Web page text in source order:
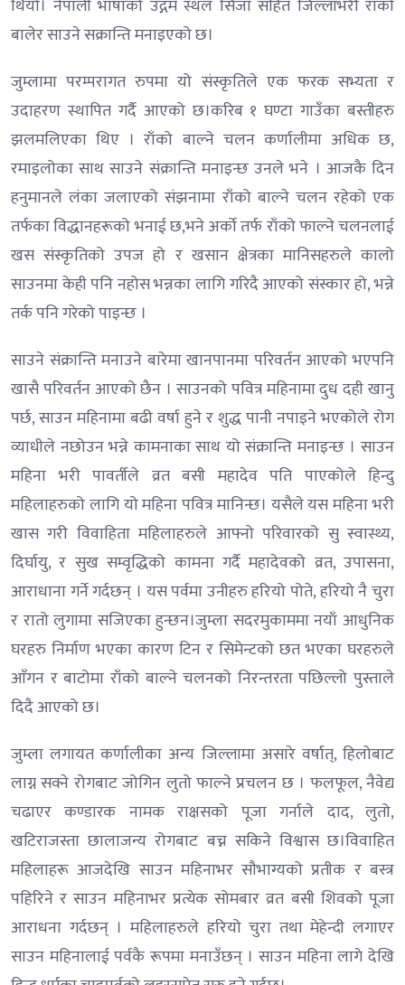
थियो। नेपाली भाषाको उद्गम स्थल सिंजा सहित जिल्लाभरी राँको
बालेर साउने सक्रान्ति मनाइएको छ।
जुम्लामा परम्परागत रुपमा यो संस्कृतिले एक फरक सभ्यता र
उदाहरण स्थापित गर्दै आएको छ।करिब १ घण्टा गाउँका बस्तीहरु
झलमलिएका थिए । राँको बाल्ने चलन कर्णालीमा अधिक छ,
रमाइलोका साथ साउने संक्रान्ति मनाइन्छ उनले भने । आजकै दिन
हनुमानले लंका जलाएको संझनामा राँको बाल्ने चलन रहेको एक
तर्फका विद्धानहरूको भनाई छ,भने अर्को तर्फ राँको फाल्ने चलनलाई
खस संस्कृतिको उपज हो र खसान क्षेत्रका मानिसहरुले कालो
साउनमा केही पनि नहोस भन्नका लागि गरिदै आएको संस्कार हो, भन्ने
तर्क पनि गरेको पाइन्छ ।
साउने संक्रान्ति मनाउने बारेमा खानपानमा परिवर्तन आएको भएपनि
खासै परिवर्तन आएको छैन । साउनको पवित्र महिनामा दुध दही खानु
पर्छ, साउन महिनामा बढी वर्षा हुने र शुद्ध पानी नपाइने भएकोले रोग
व्याधीले नछोउन भन्ने कामनाका साथ यो संक्रान्ति मनाइन्छ । साउन
महिना भरी पावर्तीले व्रत बसी महादेव पति पाएकोले हिन्दु
महिलाहरुको लागि यो महिना पवित्र मानिन्छ। यसैले यस महिना भरी
खास गरी विवाहिता महिलाहरुले आफ्नो परिवारको सु स्वास्थ्य,
दिर्घायु, र सुख सम्वृद्धिको कामना गर्दै महादेवको व्रत, उपासना,
आराधाना गर्ने गर्दछन् । यस पर्वमा उनीहरु हरियो पोते, हरियो नै चुरा
र रातो लुगामा सजिएका हुन्छन।जुम्ला सदरमुकाममा नयाँ आधुनिक
घरहरु निर्माण भएका कारण टिन र सिमेन्टको छत भएका घरहरुले
आँगन र बाटोमा राँको बाल्ने चलनको निरन्तरता पछिल्लो पुस्ताले
दिदै आएको छ।
जुम्ला लगायत कर्णालीका अन्य जिल्लामा असारे वर्षात्, हिलोबाट
लाग्न सक्ने रोगबाट जोगिन लुतो फाल्ने प्रचलन छ । फलफूल, नैवेद्य
चढाएर कण्डारक नामक राक्षसको पूजा गर्नाले दाद, लुतो,
खटिराजस्ता छालाजन्य रोगबाट बच्न सकिने विश्वास छ।विवाहित
महिलाहरू आजदेखि साउन महिनाभर सौभाग्यको प्रतीक र बस्त्र
पहिरिने र साउन महिनाभर प्रत्येक सोमबार व्रत बसी शिवको पूजा
आराधना गर्दछन् । महिलाहरुले हरियो चुरा तथा मेहेन्दी लगाएर
साउन महिनालाई पर्वकै रूपमा मनाउँछन् । साउन महिना लागे देखि